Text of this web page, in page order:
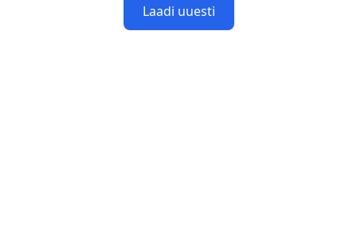
Laadi uuesti